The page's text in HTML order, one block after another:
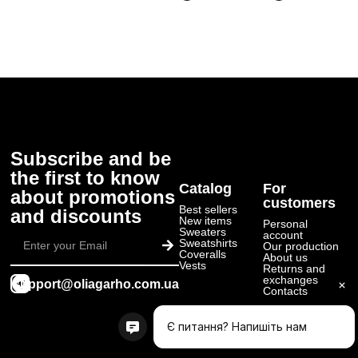
Subscribe and be
the first to know
about promotions
and discounts
Submit
support@oliagarho.com.ua
Catalog
Best sellers
New items
Sweaters
Sweatshirts
Coveralls
Vests
For
customers
Personal
account
Our production
About us
Returns and
exchanges
Contacts